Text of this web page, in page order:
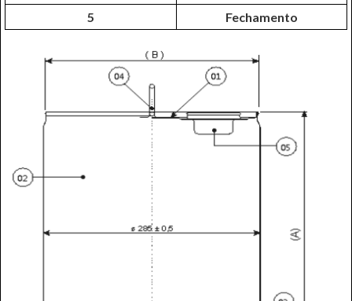
5
Fechamento